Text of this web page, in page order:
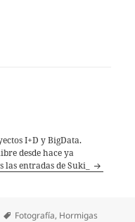
I+D y BigData.
desde hace ya
las entradas de Suki_
Etiquetas
Fotografí­a, Hormigas